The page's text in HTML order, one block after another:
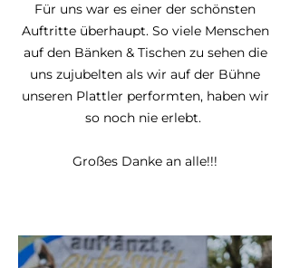
Für uns war es einer der schönsten
Auftritte überhaupt. So viele Menschen
auf den Bänken & Tischen zu sehen die
uns zujubelten als wir auf der Bühne
unseren Plattler performten, haben wir
so noch nie erlebt.
Großes Danke an alle!!!